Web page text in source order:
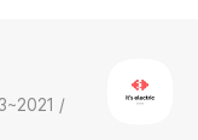
/